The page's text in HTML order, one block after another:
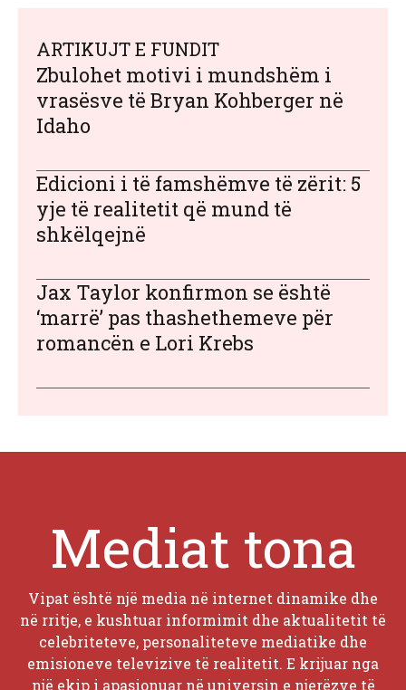
ARTIKUJT E FUNDIT
Zbulohet motivi i mundshëm i
vrasësve të Bryan Kohberger në
Idaho
Edicioni i të famshëmve të zërit: 5
yje të realitetit që mund të
shkëlqejnë
Jax Taylor konfirmon se është
‘marrë’ pas thashethemeve për
romancën e Lori Krebs
Mediat tona
Vipat është një media në internet dinamike dhe
në rritje, e kushtuar informimit dhe aktualitetit të
celebriteteve, personaliteteve mediatike dhe
emisioneve televizive të realitetit. E krijuar nga
një ekip i apasionuar në universin e njerëzve të